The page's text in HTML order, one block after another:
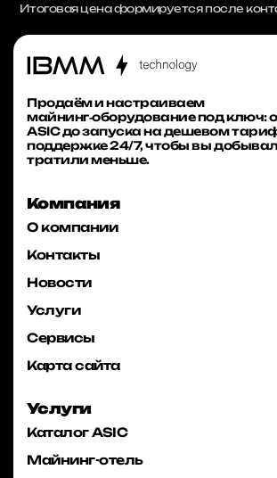
Итоговая цена формируется после
Продаём и настраиваем
майнинг‑оборудование под ключ:
ASIC до запуска на дешевом
поддержке 24/7, чтобы вы
тратили меньше.
Компания
О компании
Контакты
Новости
Услуги
Сервисы
Карта сайта
Услуги
Каталог ASIC
Майнинг-отель